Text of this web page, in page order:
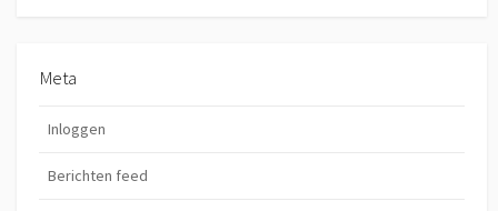
Meta
Inloggen
Berichten feed